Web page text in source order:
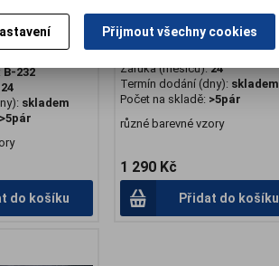
1P kovová
B-232
24
skladem
>5pár
do košíku
Pantofle For Care 2P
Výrobce:Španělsko
Katalogové číslo:B-203
Záruka (měsíců):24
Termín dodání (dny):skladem
Počet na skladě: >5pár
různé barevné vzory
1 290 Kč
Přidat do košíku
Přijmout všechny cookies